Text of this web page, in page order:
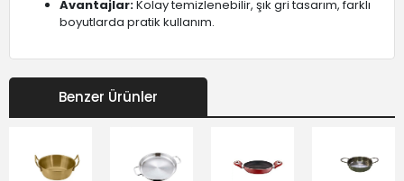
Avantajlar:Kolay temizlenebilir, şık gri tasarım, farklı
boyutlarda pratik kullanım.
Benzer Ürünler